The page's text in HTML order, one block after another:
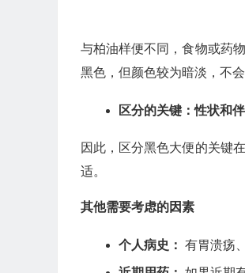
与柏油样便不同，食物或药
黑色，但颜色较为暗淡，不
区分的关键：性状和
因此，区分黑色大便的关键
适。
其他需要考虑的因素
个人病史： 有胃溃疡